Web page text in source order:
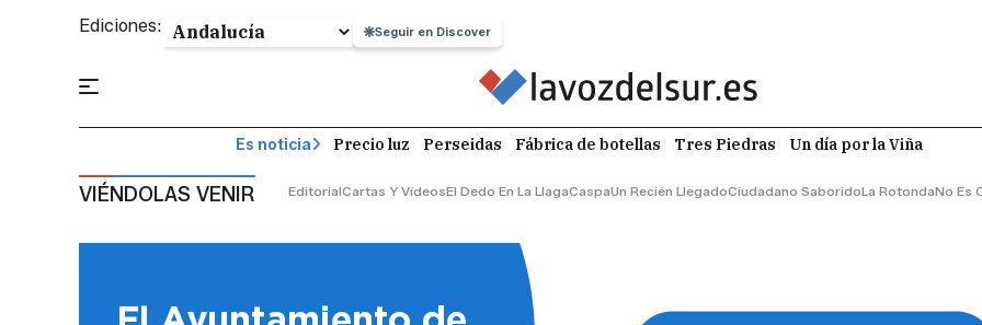
Ediciones: Seguir en Discover
Es noticia Precio luz Perseidas Fábrica de botellas Tres Piedras Un día por la Viña
VIÉNDOLAS VENIR EditorialCartas Y VídeosEl Dedo En La LlagaCaspaUn Recién LlegadoCiudadano SaboridoLa RotondaNo Es